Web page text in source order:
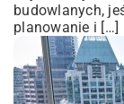
budowlanych,
planowanie i […]